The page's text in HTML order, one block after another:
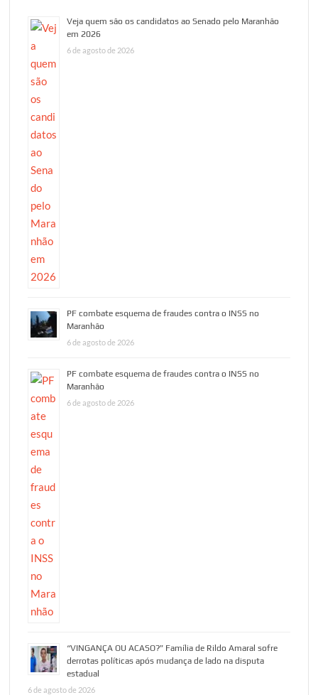
Veja quem são os candidatos ao Senado pelo Maranhão
em 2026
6 de agosto de 2026
PF combate esquema de fraudes contra o INSS no
Maranhão
6 de agosto de 2026
PF combate esquema de fraudes contra o INSS no
Maranhão
6 de agosto de 2026
“VINGANÇA OU ACASO?” Família de Rildo Amaral sofre
derrotas políticas após mudança de lado na disputa
estadual
6 de agosto de 2026